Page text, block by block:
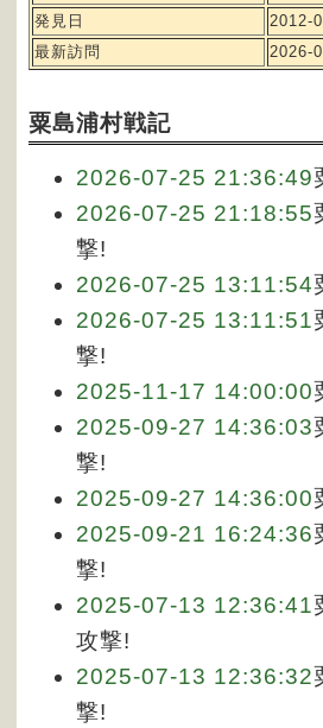
発見日
2012-
最新訪問
2026-
粟島浦村戦記
2026-07-25 21:36:49
2026-07-25 21:18:55
撃!
2026-07-25 13:11:54
2026-07-25 13:11:51
撃!
2025-11-17 14:00:00
2025-09-27 14:36:03
撃!
2025-09-27 14:36:00
2025-09-21 16:24:36
撃!
2025-07-13 12:36:41
攻撃!
2025-07-13 12:36:32
撃!